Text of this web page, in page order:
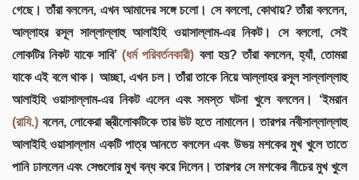
গেছে। তাঁরা বললেন, এখন আমাদের সঙ্গে চলো। সে বললো, কোথায়? তাঁরা বললেন,
আল্লাহর রসূল সাল্লাল্লাহু আলাইহি ওয়াসাল্লাম-এর নিকট। সে বললো, সেই
লোকটির নিকট যাকে সাবি’(ধর্ম পরিবর্তনকারী) বলা হয়? তাঁরা বললেন, হ্যাঁ, তোমরা
যাকে এই বলে থাক। আচ্ছা, এখন চল। তাঁরা তাকে নিয়ে আল্লাহর রসূল সাল্লাল্লাহু
আলাইহি ওয়াসাল্লাম-এর নিকট এলেন এবং সমস্ত ঘটনা খুলে বললেন। ‘ইমরান
(রাযি.) বলেন, লোকেরা স্ত্রীলোকটিকে তার উট হতে নামালেন। তারপর নবীসাল্লাল্লাহু
আলাইহি ওয়াসাল্লাম একটি পাত্র আনতে বললেন এবং উভয় মশকের মুখ খুলে তাতে
পানি ঢাললেন এবং সেগুলোর মুখ বন্ধ করে দিলেন। তারপর সে মশকের নীচের মুখ খুলে